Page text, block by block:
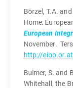
Börzel, T.A.
Home:
European
November.
http://
Bulmer, S. and
Whitehall, the